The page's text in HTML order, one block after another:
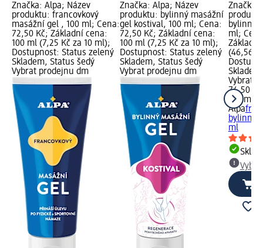
Značka: Alpa; Název
produktu: francovkový
masážní gel , 100 ml; Cena:
72,50 Kč; Základní cena:
100 ml (7,25 Kč za 10 ml);
Dostupnost: Status zelený
Skladem, Status šedý
Vybrat prodejnu dm
Značka: Alpa; Název
produktu: bylinný masážní
gel kostival, 100 ml; Cena:
72,50 Kč; Základní cena:
100 ml (7,25 Kč za 10 ml);
Dostupnost: Status zelený
Skladem, Status šedý
Vybrat prodejnu dm
Značka:
bylinný
ml;
(46,56
Vybrat
74,50 Kč
160 ml
Alpa
bylinný
ml